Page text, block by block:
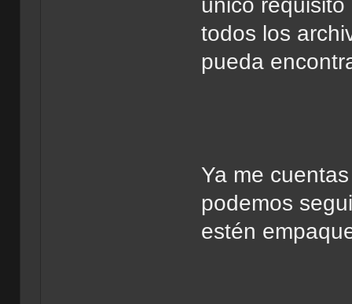
único
todos los
pueda
Ya me
podemos
estén